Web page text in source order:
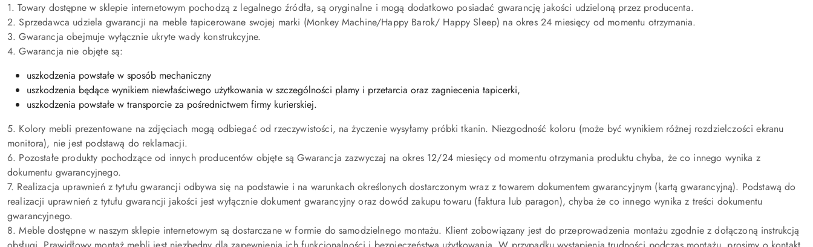
1. Towary dostępne w sklepie internetowym pochodzą z legalnego źródła, są oryginalne i mogą dodatkowo posiadać gwarancję jakości udzieloną przez producenta.
2. Sprzedawca udziela gwarancji na meble tapicerowane swojej marki (Monkey Machine/Happy Barok/ Happy Sleep) na okres 24 miesięcy od momentu otrzymania.
3. Gwarancja obejmuje wyłącznie ukryte wady konstrukcyjne.
4. Gwarancja nie objęte są:
uszkodzenia powstałe w sposób mechaniczny
uszkodzenia będące wynikiem niewłaściwego użytkowania w szczególności plamy i przetarcia oraz zagniecenia tapicerki,
uszkodzenia powstałe w transporcie za pośrednictwem firmy kurierskiej.
5. Kolory mebli prezentowane na zdjęciach mogą odbiegać od rzeczywistości, na życzenie wysyłamy próbki tkanin. Niezgodność koloru (może być wynikiem różnej rozdzielczości ekranu
monitora), nie jest podstawą do reklamacji.
6. Pozostałe produkty pochodzące od innych producentów objęte są Gwarancja zazwyczaj na okres 12/24 miesięcy od momentu otrzymania produktu chyba, że co innego wynika z
dokumentu gwarancyjnego.
7. Realizacja uprawnień z tytułu gwarancji odbywa się na podstawie i na warunkach określonych dostarczonym wraz z towarem dokumentem gwarancyjnym (kartą gwarancyjną). Podstawą do
realizacji uprawnień z tytułu gwarancji jakości jest wyłącznie dokument gwarancyjny oraz dowód zakupu towaru (faktura lub paragon), chyba że co innego wynika z treści dokumentu
gwarancyjnego.
8. Meble dostępne w naszym sklepie internetowym są dostarczane w formie do samodzielnego montażu. Klient zobowiązany jest do przeprowadzenia montażu zgodnie z dołączoną instrukcją